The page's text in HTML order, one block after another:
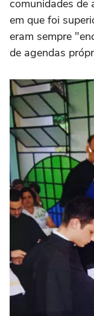
comunidades de
em que foi
eram sempre
de agendas